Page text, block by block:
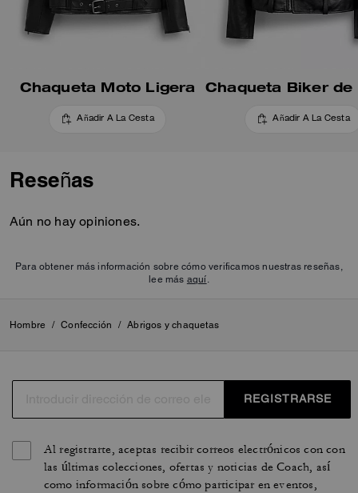
anilla en D para combinarlos
con tus charms favoritos, viene
con dos charms extraíbles de la
chaqueta o combinarlos con
Chaqueta Moto Ligera
Añadir A La Cesta Añadir A La Cesta
Reseñas
Aún no hay opiniones.
Para obtener más información sobre cómo verificamos nuestras reseñas,
lee más aquí
Hombre / Confección / Abrigos y chaquetas
REGISTRARSE
Al registrarte, aceptas recibir correos electrónicos con con
las últimas colecciones, ofertas y noticias de Coach, así
como información sobre cómo participar en eventos,